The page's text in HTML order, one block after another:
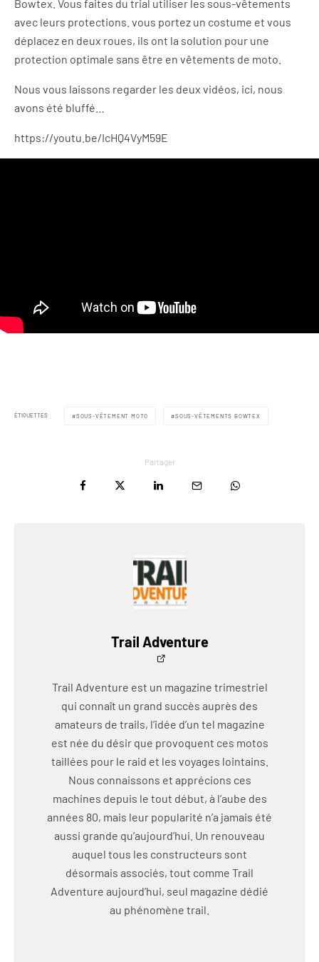
Bowtex. Vous faites du trial utiliser les sous-vêtements
avec leurs protections. vous portez un costume et vous
déplacez en deux roues, ils ont la solution pour une
protection optimale sans être en vêtements de moto.
Nous vous laissons regarder les deux vidéos, ici, nous
avons été bluffé…
https://youtu.be/IcHQ4VyM59E
ÉTIQUETTES SOUS-VÊTEMENT MOTO SOUS-VÊTEMENTS BOWTEX
Partager
Trail Adventure
Trail Adventure est un magazine trimestriel
qui connaît un grand succès auprès des
amateurs de trails, l’idée d’un tel magazine
est née du désir que provoquent ces motos
taillées pour le raid et les voyages lointains.
Nous connaissons et apprécions ces
machines depuis le tout début, à l’aube des
années 80, mais leur popularité n’a jamais été
aussi grande qu’aujourd’hui. Un renouveau
auquel tous les constructeurs sont
désormais associés, tout comme Trail
Adventure aujourd’hui, seul magazine dédié
au phénomène trail.